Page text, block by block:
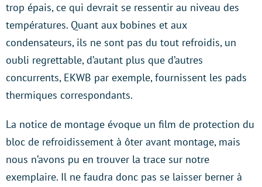
trop épais, ce qui devrait se ressentir au niveau des
températures. Quant aux bobines et aux
condensateurs, ils ne sont pas du tout refroidis, un
oubli regrettable, d’autant plus que d’autres
concurrents, EKWB par exemple, fournissent les pads
thermiques correspondants.
La notice de montage évoque un film de protection du
bloc de refroidissement à ôter avant montage, mais
nous n’avons pu en trouver la trace sur notre
exemplaire. Il ne faudra donc pas se laisser berner à